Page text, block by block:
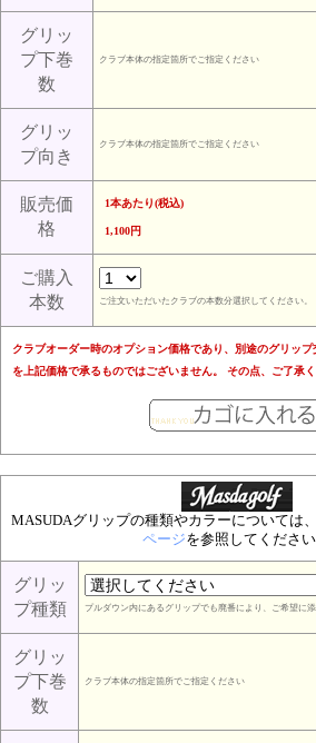
グリッ
プ下巻
数
クラブ本体の指定箇所でご指定ください
グリッ
プ向き
クラブ本体の指定箇所でご指定ください
販売価
格
1本あたり(税込)
1,100円
ご購入
本数
ご注文いただいたクラブの本数分選択してください。
クラブオーダー時のオプション価格であり、別途のグリッ
を上記価格で承るものではございません。 その点、ご了承く
MASUDAグリップの種類やカラーについては、
ページを参照してください
グリッ
プ種類
プルダウン内にあるグリップでも廃番により、ご希望に
グリッ
プ下巻
数
クラブ本体の指定箇所でご指定ください